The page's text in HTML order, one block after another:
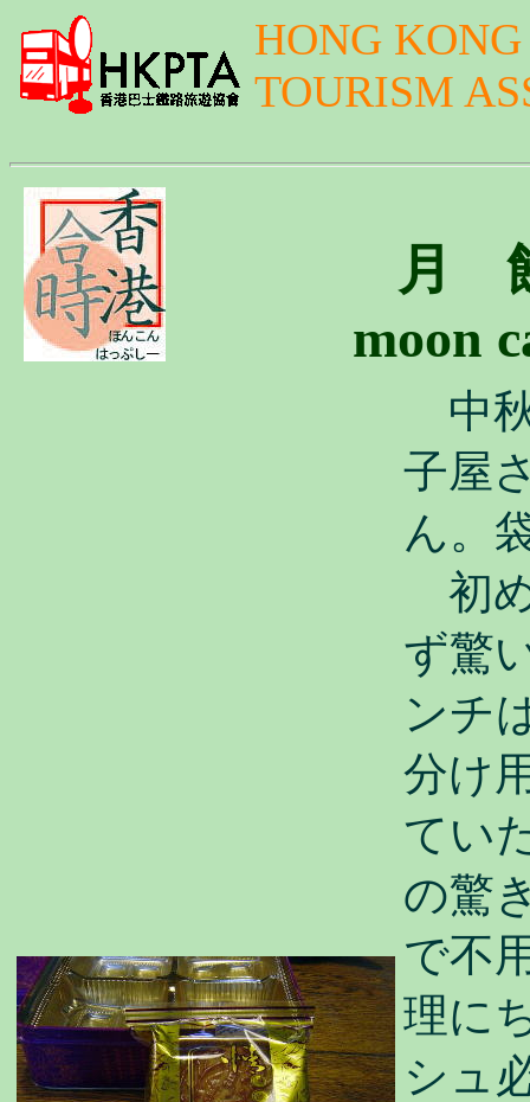
HONG
TOURISM
月
中
子屋
ん。
初
ず驚
ンチ
分け
てい
の驚
で不
理に
シュ